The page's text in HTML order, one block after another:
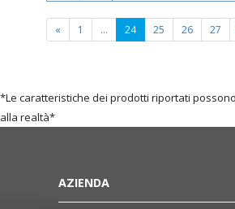
« 1 ... 24(current
page)
25 26 27
*Le caratteristiche dei prodotti riportati
alla realtà*
AZIENDA